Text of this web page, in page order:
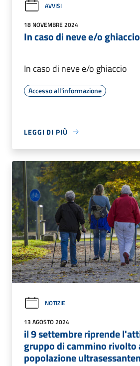
AVVISI
18 NOVEMBRE 2024
In caso di neve e/o ghiaccio
In caso di neve e/o ghiaccio
Accesso all'informazione
LEGGI DI PIÙ
NOTIZIE
13 AGOSTO 2024
il 9 settembre riprende
gruppo di cammino rivolto
popolazione